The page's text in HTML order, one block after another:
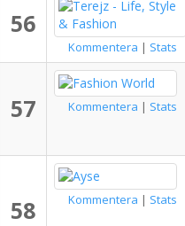
56
Kommentera | Stats
57 Kommentera | Stats
58 Kommentera | Stats